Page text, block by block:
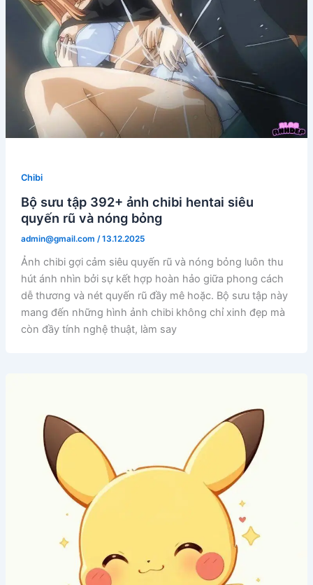
Chibi
Bộ sưu tập 392+ ảnh chibi hentai siêu
quyến rũ và nóng bỏng
admin@gmail.com /13.12.2025
Ảnh chibi gợi cảm siêu quyến rũ và nóng bỏng luôn thu
hút ánh nhìn bởi sự kết hợp hoàn hảo giữa phong cách
dễ thương và nét quyến rũ đầy mê hoặc. Bộ sưu tập này
mang đến những hình ảnh chibi không chỉ xinh đẹp mà
còn đầy tính nghệ thuật, làm say